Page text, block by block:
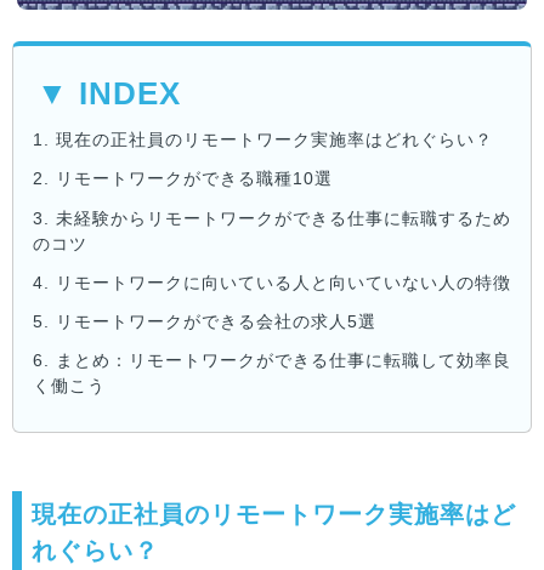
▼ INDEX
1. 現在の正社員のリモートワーク実施率はどれぐらい？
2. リモートワークができる職種10選
3.
未経験からリモートワークができる仕事に転職するため
のコツ
4. リモートワークに向いている人と向いていない人の特徴
5. リモートワークができる会社の求人5選
6.
まとめ：リモートワークができる仕事に転職して効率良
く働こう
現在の正社員のリモートワーク実施率はど
れぐらい？